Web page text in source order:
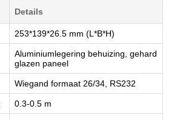
Details
253*139*26.5 mm (L*B*H)
Aluminiumlegering behuizing, gehard
glazen paneel
Wiegand formaat 26/34, RS232
0.3-0.5 m